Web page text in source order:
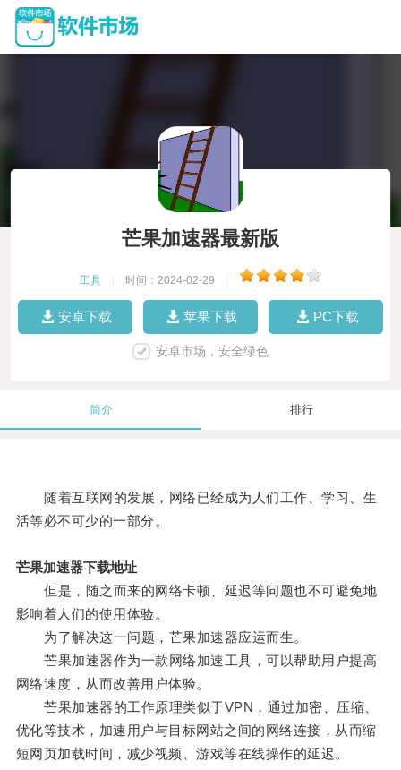
芒果加速器最新版
工具 时间：2024-02-29
安卓下载 苹果下载 PC下载
安卓市场，安全绿色
简介 排行
随着互联网的发展，网络已经成为人们工作、学习、生
活等必不可少的一部分。
芒果加速器下载地址
但是，随之而来的网络卡顿、延迟等问题也不可避免地
影响着人们的使用体验。
为了解决这一问题，芒果加速器应运而生。
芒果加速器作为一款网络加速工具，可以帮助用户提高
网络速度，从而改善用户体验。
芒果加速器的工作原理类似于VPN，通过加密、压缩、
优化等技术，加速用户与目标网站之间的网络连接，从而缩
短网页加载时间，减少视频、游戏等在线操作的延迟。